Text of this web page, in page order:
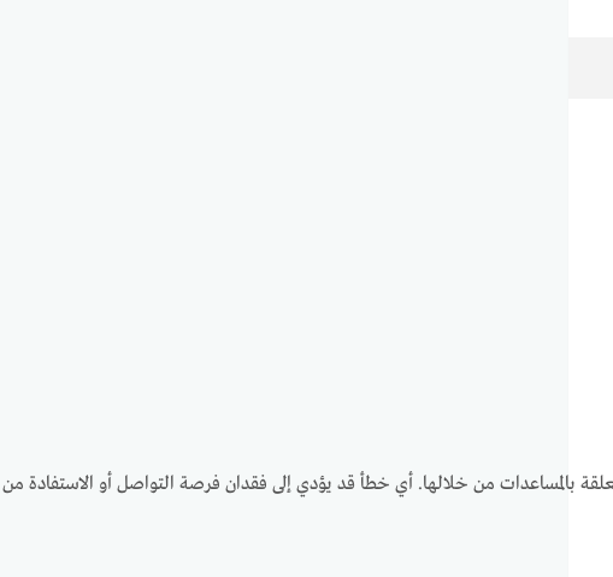
بالمساعدات من خلالها. أي خطأ قد يؤدي إلى فقدان فرصة التواصل أو الاستفادة